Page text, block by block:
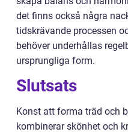
det finns också några
tidskrävande processen
behöver underhållas
ursprungliga form.
Slutsats
Konst att forma träd och
kombinerar skönhet och